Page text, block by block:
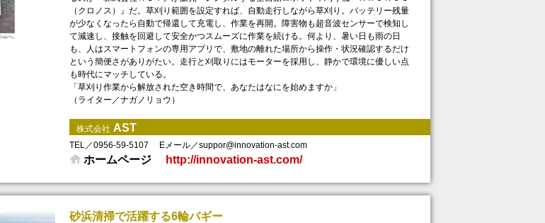
（クロノス）』だ。草刈り範囲を設定すれば、自動走行しながら草刈り。バッテリー残量
が少なくなったら自動で帰還して充電し、作業を再開。障害物も超音波センサーで検知し
て減速し、接触を回避して安全かつスムーズに作業を続ける。何より、暑い日も雨の日
も、人はスマートフォンの専用アプリで、敷地の離れた場所から操作・状況確認するだけ
という簡便さがありがたい。走行と刈取りにはモーターを採用し、静かで環境に優しい点
も時代にマッチしている。
「草刈り作業から解放された空き時間で、あなたはなにを始めますか」
（ライター／ナガノリョウ）
株式会社 AST
TEL／0956-59-5107 Eメール／suppor@innovation-ast.com
ホームページ http://innovation-ast.com/
砂浜清掃で活躍する6輪バギー